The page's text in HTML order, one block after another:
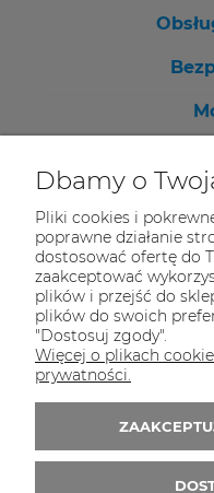
Masz
Na magazynie
Tel.:
Zapisz się
Dbamy o
Pliki cookies i
poprawne działanie
dostosować ofertę do
zaakceptować
plików i przejść do
plików do swoich
"Dostosuj zgody".
Więcej o plikach
prywatności.